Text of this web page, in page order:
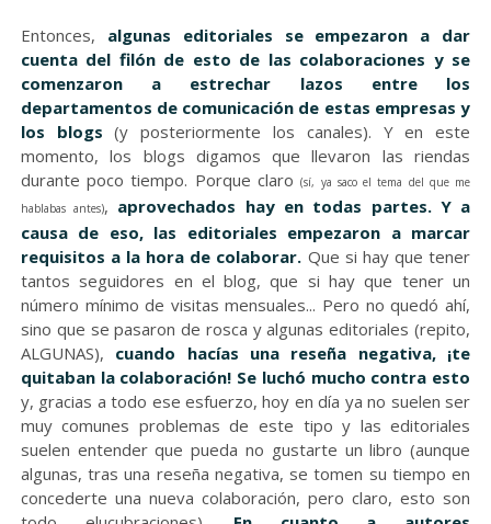
Entonces, algunas editoriales se empezaron a dar
cuenta del filón de esto de las colaboraciones y se
comenzaron a estrechar lazos entre los
departamentos de comunicación de estas empresas y
los blogs(y posteriormente los canales). Y en este
momento, los blogs digamos que llevaron las riendas
durante poco tiempo. Porque claro(sí, ya saco el tema del que me
hablabas antes), aprovechados hay en todas partes. Y a
causa de eso, las editoriales empezaron a marcar
requisitos a la hora de colaborar. Que si hay que tener
tantos seguidores en el blog, que si hay que tener un
número mínimo de visitas mensuales... Pero no quedó ahí,
sino que se pasaron de rosca y algunas editoriales (repito,
ALGUNAS), cuando hacías una reseña negativa, ¡te
quitaban la colaboración! Se luchó mucho contra esto
y, gracias a todo ese esfuerzo, hoy en día ya no suelen ser
muy comunes problemas de este tipo y las editoriales
suelen entender que pueda no gustarte un libro (aunque
algunas, tras una reseña negativa, se tomen su tiempo en
concederte una nueva colaboración, pero claro, esto son